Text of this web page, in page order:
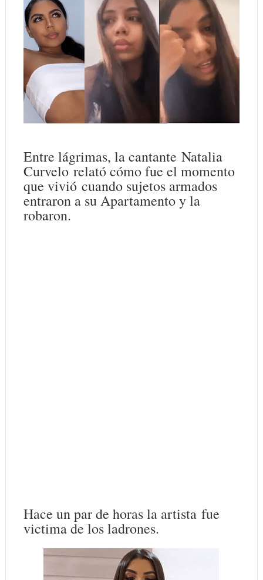
Entre lágrimas, la cantante Natalia
Curvelorelató cómo fue el momento
que vivió cuando sujetos armados
entraron a su Apartamento y la
robaron.
Hace un par de horas la artista fue
victima de los ladrones.